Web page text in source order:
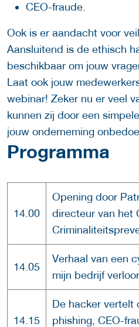
CEO-fraude.
Ook is er aandacht voor
Aansluitend is de ethisch
beschikbaar om jouw
Laat ook jouw
webinar! Zeker nu er veel
kunnen zij door een
jouw onderneming
Programma
14.00
Opening door
directeur van het
14.05
Verhaal van een
mijn bedrijf
14.15
De hacker vertelt
phishing, CEO-